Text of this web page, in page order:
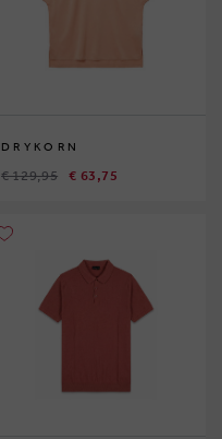
DRYKORN
€ 129,95 € 63,75